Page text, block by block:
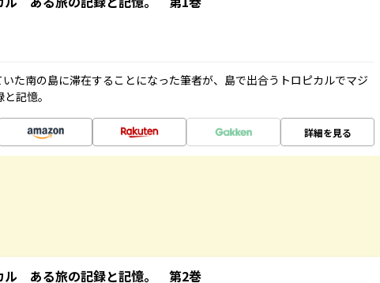
た南の島に滞在することになった筆者が、島で出合うトロピカルでマジ
記憶。
詳細を見る
ル ある旅の記録と記憶。 第2巻